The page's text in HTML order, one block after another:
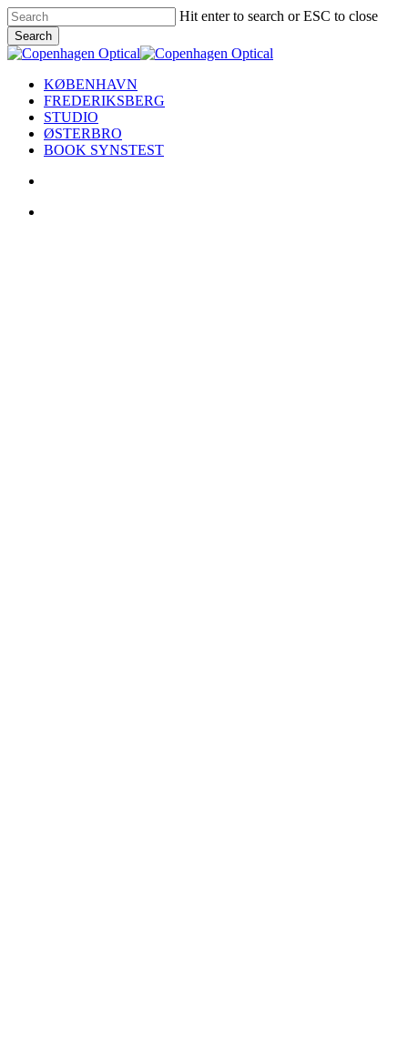
Skip
to
main
content
Hit enter to search or ESC to close
Search
Close
search
Menu
KØBENHAVN
FREDERIKSBERG
STUDIO
ØSTERBRO
BOOK SYNSTEST